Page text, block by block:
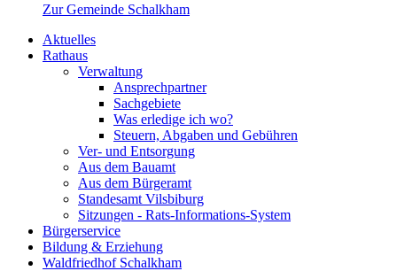
Zur Gemeinde Schalkham
Aktuelles
Rathaus
Verwaltung
Ansprechpartner
Sachgebiete
Was erledige ich wo?
Steuern, Abgaben und Gebühren
Ver- und Entsorgung
Aus dem Bauamt
Aus dem Bürgeramt
Standesamt Vilsbiburg
Sitzungen - Rats-Informations-System
Bürgerservice
Bildung & Erziehung
Waldfriedhof Schalkham